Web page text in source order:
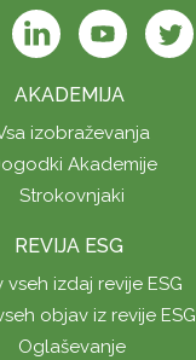
AKADEMIJA
izobraževanja
Akademije
Strokovnjaki
REVIJA ESG
vseh izdaj revije ESG
objav iz revije ESG
Oglaševanje